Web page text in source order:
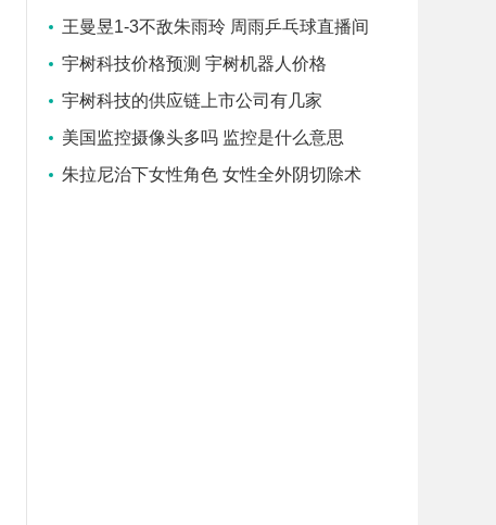
了吗
王曼昱1-3不敌朱雨玲 周雨乒乓球直播间
宇树科技价格预测 宇树机器人价格
宇树科技的供应链上市公司有几家
美国监控摄像头多吗 监控是什么意思
朱拉尼治下女性角色 女性全外阴切除术